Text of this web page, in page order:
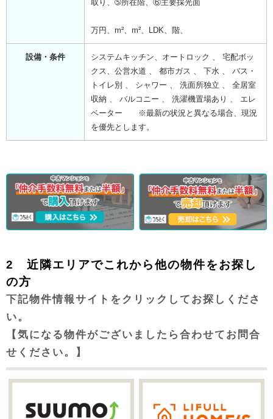
取り、➄所在階、⑥主要採光面
万円、m²、m²、LDK、階、
設備・条件
システムキッチン、オートロック 、 宅配ボッ
クス、公営水道 、 都市ガス 、 下水 、 バス・
トイレ別 、 シャワー 、 洗面所独立 、 全居室
収納 、 バルコニー 、 洗濯機置場あり 、 エレ
ベーター ※最新の状況と異なる場合、現況
を優先とします。
2 近隣エリアでこれから他の物件をお探し
の方
下記物件情報サイトをクリックしてお探しくださ
い。
【気になる物件がございましたら合わせてお問合
せください。】